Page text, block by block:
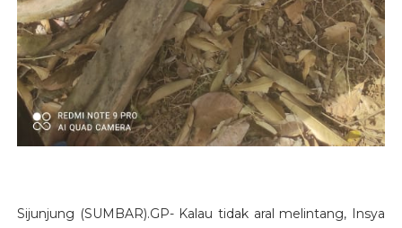
Sijunjung (SUMBAR).GP- Kalau tidak aral melintang, Insya